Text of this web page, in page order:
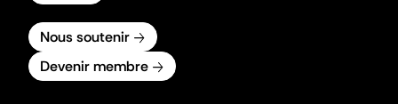
Nous soutenir
Devenir membre